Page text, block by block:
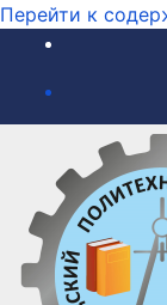
Перейти к